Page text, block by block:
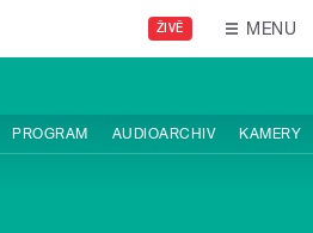
ŽIVĚ MENU
PROGRAM AUDIOARCHIV KAMERY